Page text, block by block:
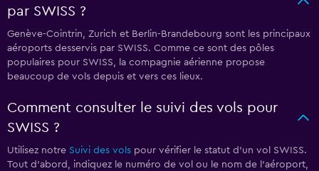
par SWISS ?
Genève-Cointrin, Zurich et Berlin-Brandebourg sont les principaux
aéroports desservis par SWISS. Comme ce sont des pôles
populaires pour SWISS, la compagnie aérienne propose
beaucoup de vols depuis et vers ces lieux.
Comment consulter le suivi des vols pour
SWISS ?
Utilisez notre Suivi des vols pour vérifier le statut d'un vol SWISS.
Tout d'abord, indiquez le numéro de vol ou le nom de l'aéroport,